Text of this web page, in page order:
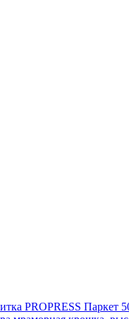
PROPRESS Паркет